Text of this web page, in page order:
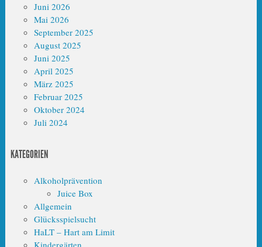
Juni 2026
Mai 2026
September 2025
August 2025
Juni 2025
April 2025
März 2025
Februar 2025
Oktober 2024
Juli 2024
KATEGORIEN
Alkoholprävention
Juice Box
Allgemein
Glücksspielsucht
HaLT – Hart am Limit